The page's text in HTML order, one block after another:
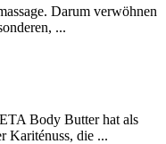
Darum verwöhnen
...
Body Butter hat als
Kariténuss, die ...